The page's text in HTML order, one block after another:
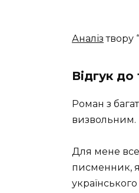
Аналіз твору
Відгук до
Роман з
визвольним.
Для мене все
писменник,